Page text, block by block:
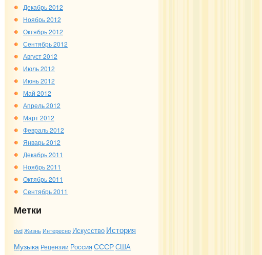
Декабрь 2012
Ноябрь 2012
Октябрь 2012
Сентябрь 2012
Август 2012
Июль 2012
Июнь 2012
Май 2012
Апрель 2012
Март 2012
Февраль 2012
Январь 2012
Декабрь 2011
Ноябрь 2011
Октябрь 2011
Сентябрь 2011
Метки
dvd Жизнь Интересно Искусство История
Музыка Рецензии РоссияСССРСША